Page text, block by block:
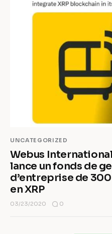
UNCATEGORIZED
Webus
lance un fonds de
d’entreprise de
en XRP
03/23/2020 0